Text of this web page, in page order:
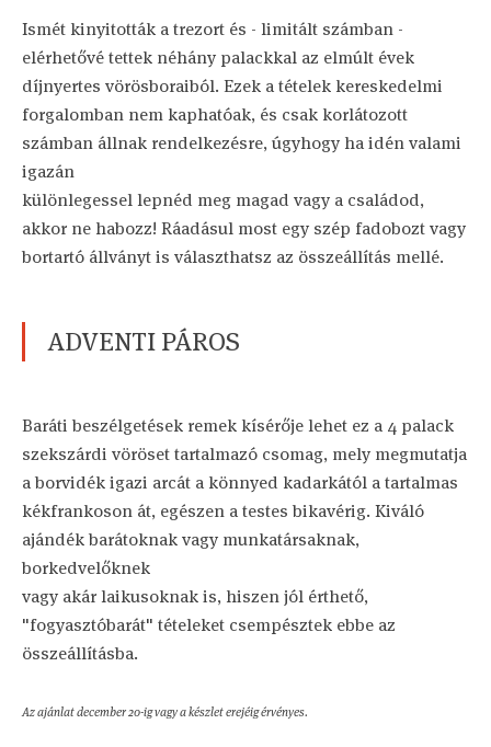
Ismét kinyitották a trezort és - limitált számban -
elérhetővé tettek néhány palackkal az elmúlt évek
díjnyertes vörösboraiból. Ezek a tételek kereskedelmi
forgalomban nem kaphatóak, és csak korlátozott
számban állnak rendelkezésre, úgyhogy ha idén valami
igazán
különlegessel lepnéd meg magad vagy a családod,
akkor ne habozz! Ráadásul most egy szép fadobozt vagy
bortartó állványt is választhatsz az összeállítás mellé.
ADVENTI PÁROS
Baráti beszélgetések remek kísérője lehet ez a 4 palack
szekszárdi vöröset tartalmazó csomag, mely megmutatja
a borvidék igazi arcát a könnyed kadarkától a tartalmas
kékfrankoson át, egészen a testes bikavérig. Kiváló
ajándék barátoknak vagy munkatársaknak,
borkedvelőknek
vagy akár laikusoknak is, hiszen jól érthető,
"fogyasztóbarát" tételeket csempésztek ebbe az
összeállításba.
Az ajánlat december 20-ig vagy a készlet erejéig érvényes.